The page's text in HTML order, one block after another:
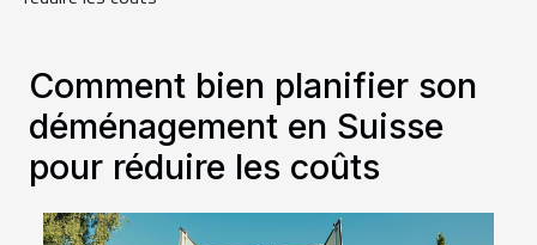
Comment bien planifier son
déménagement en Suisse
pour réduire les coûts